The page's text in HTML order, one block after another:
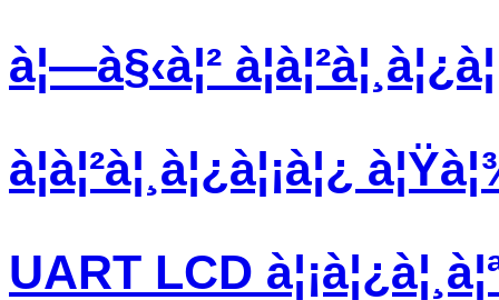
à¦—à§‹à¦²
à¦à¦²à¦¸à¦¿à¦¡à¦¿
UART LCD